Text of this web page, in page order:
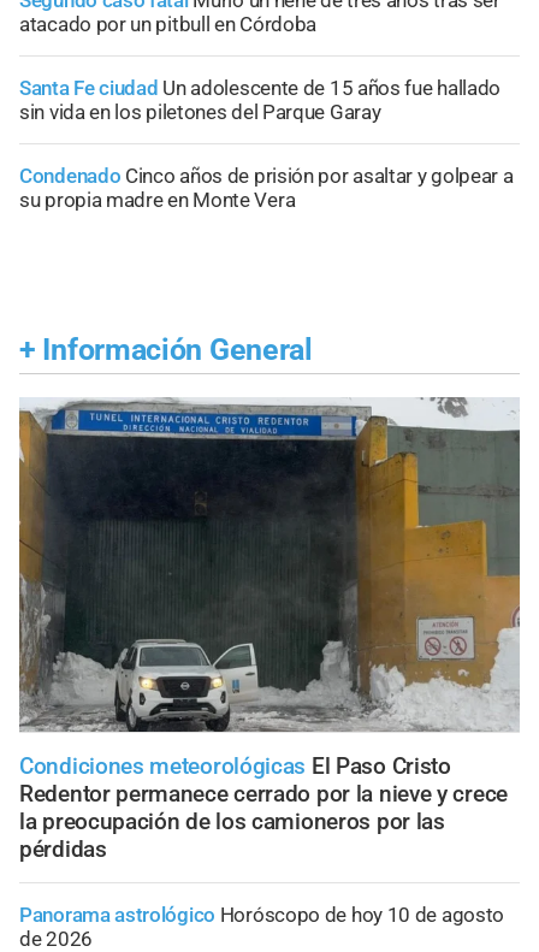
atacado por un pitbull en Córdoba
Santa Fe ciudad Un adolescente de 15 años fue hallado
sin vida en los piletones del Parque Garay
Condenado Cinco años de prisión por asaltar y golpear a
su propia madre en Monte Vera
+ Información General
Condiciones meteorológicas El Paso Cristo
Redentor permanece cerrado por la nieve y crece
la preocupación de los camioneros por las
pérdidas
Panorama astrológico Horóscopo de hoy 10 de agosto
de 2026